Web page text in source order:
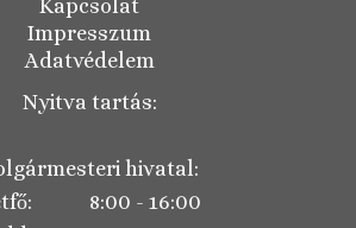
Kapcsolat
Impresszum
Adatvédelem
Nyitva tartás:
hivatal:
8:00 - 16:00